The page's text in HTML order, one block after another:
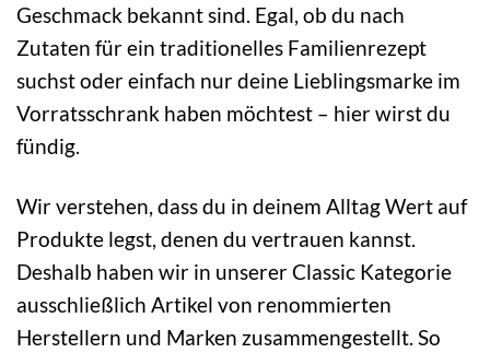
Geschmack bekannt sind. Egal, ob du nach
Zutaten für ein traditionelles Familienrezept
suchst oder einfach nur deine Lieblingsmarke im
Vorratsschrank haben möchtest – hier wirst du
fündig.
Wir verstehen, dass du in deinem Alltag Wert auf
Produkte legst, denen du vertrauen kannst.
Deshalb haben wir in unserer Classic Kategorie
ausschließlich Artikel von renommierten
Herstellern und Marken zusammengestellt. So